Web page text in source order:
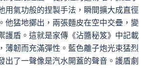
用氣功般的捏製手法，瞬間擴大成直徑
他猛地擲出，兩張麵皮在空中交疊，變
護盾。這就是家傳《沾醬秘笈》中記載
薄韌而充滿彈性。藍色離子炮光束猛烈
出了一聲像是汽水開蓋的聲音。護盾劇